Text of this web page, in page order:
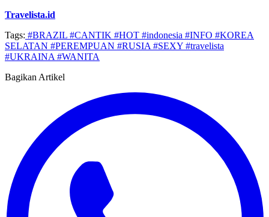
Travelista.id
Tags: #BRAZIL #CANTIK #HOT #indonesia #INFO #KOREA
SELATAN #PEREMPUAN #RUSIA #SEXY #travelista
#UKRAINA #WANITA
Bagikan Artikel